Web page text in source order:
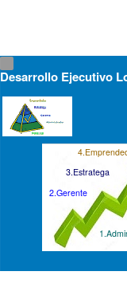
Desarrollo Ejecutivo
3.Estratega
2.Gerente